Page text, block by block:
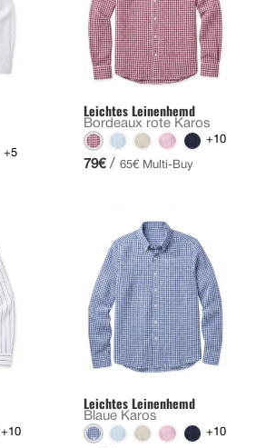
+5
Leichtes Leinenhemd
Bordeaux rote Karos
+10
79€ / 65€ Multi-Buy
+10
Leichtes Leinenhemd
Blaue Karos
+10